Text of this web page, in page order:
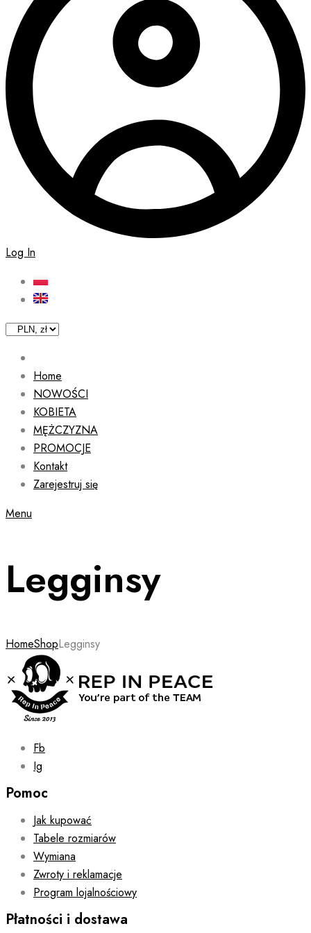
Log In
Home
NOWOŚCI
KOBIETA
MĘŻCZYZNA
PROMOCJE
Kontakt
Zarejestruj się
Menu
Legginsy
HomeShopLegginsy
Fb
Ig
Pomoc
Jak kupować
Tabele rozmiarów
Wymiana
Zwroty i reklamacje
Program lojalnościowy
Płatności i dostawa